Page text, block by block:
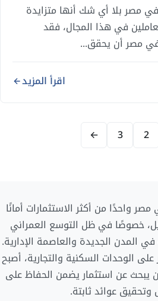
في مصر بلا أي شك أنها متزايدة
في هذا المجال، فقد
في مصر أن يحقق...
اقرأ المزيد
2
3
←
واحدًا من أكثر الاستثمارات أمانًا
خصوصًا في ظل التوسع العمراني
المدن الجديدة والعاصمة الإدارية.
الوحدات السكنية والتجارية، أصبح
يبحث عن استثمار يضمن الحفاظ على
وتحقيق عوائد ثابتة.